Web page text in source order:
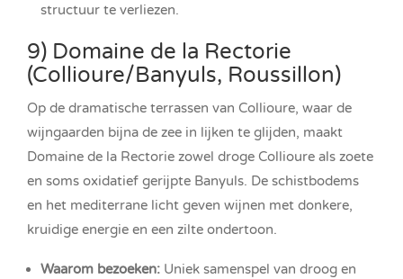
structuur te verliezen.
9) Domaine de la Rectorie
(Collioure/Banyuls, Roussillon)
Op de dramatische terrassen van Collioure, waar de
wijngaarden bijna de zee in lijken te glijden, maakt
Domaine de la Rectorie zowel droge Collioure als zoete
en soms oxidatief gerijpte Banyuls. De schistbodems
en het mediterrane licht geven wijnen met donkere,
kruidige energie en een zilte ondertoon.
Waarom bezoeken: Uniek samenspel van droog en